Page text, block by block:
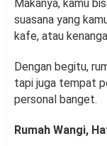
Makanya, kamu
suasana yang
kafe, atau
Dengan begitu,
tapi juga tempat
personal banget.
Rumah Wangi,